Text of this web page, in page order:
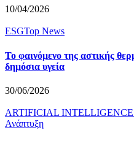
10/04/2026
ESGTop News
Το φαινόμενο της αστικής
δημόσια υγεία
30/06/2026
ARTIFICIAL
Ανάπτυξη